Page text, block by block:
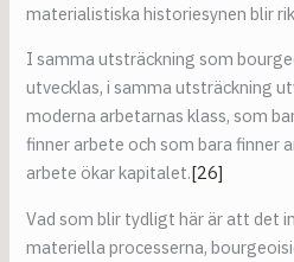
materialistiska historiesynen blir
I samma utsträckning som
utvecklas, i samma utsträckning
moderna arbetarnas klass, som
finner arbete och som bara finner
arbete ökar kapitalet.[26]
Vad som blir tydligt här är att det
materiella processerna,